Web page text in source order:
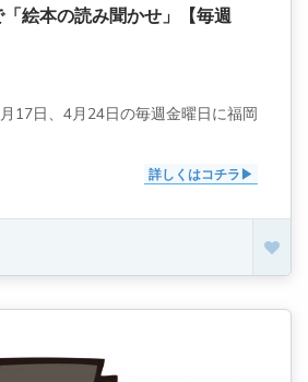
絵本の読み聞かせ」【毎週
17日、4月24日の毎週金曜日に福岡
詳しくはコチラ